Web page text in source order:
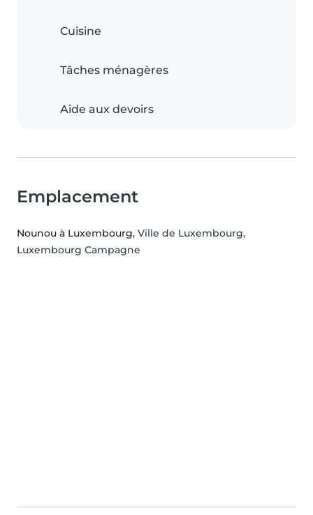
Cuisine
Tâches ménagères
Aide aux devoirs
Emplacement
Nounou à Luxembourg, Ville de Luxembourg,
Luxembourg Campagne